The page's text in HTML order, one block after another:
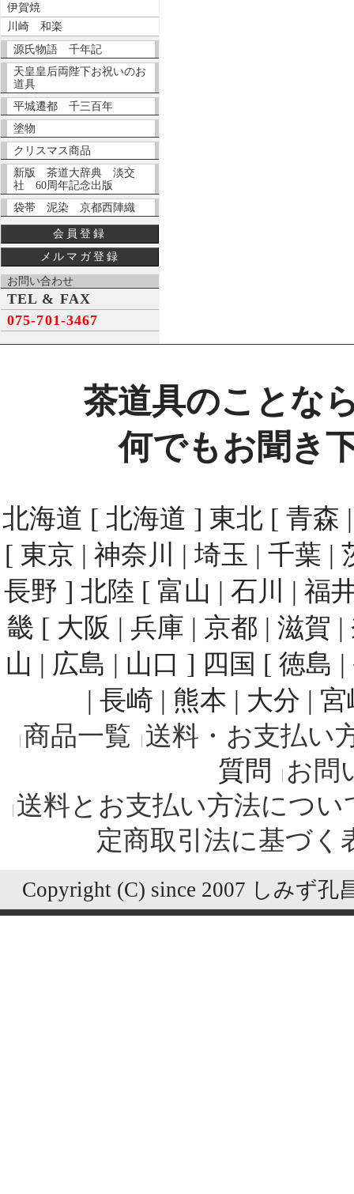
伊賀焼
川崎 和楽
源氏物語 千年記
天皇皇后両陛下お祝いのお
道具
平城遷都 千三百年
塗物
クリスマス商品
新版 茶道大辞典 淡交
社 60周年記念出版
袋帯 泥染 京都西陣織
会員登録
メルマガ登録
お問い合わせ
TEL & FAX
075-701-3467
茶道具のことな
何でもお聞き
北海道 [ 北海道 ] 東北 [ 青森
[ 東京 | 神奈川 | 埼玉 | 千葉 |
長野 ] 北陸 [ 富山 | 石川 | 福
畿 [ 大阪 | 兵庫 | 京都 | 滋賀
山 | 広島 | 山口 ] 四国 [ 徳島
| 長崎 | 熊本 | 大分 |
商品一覧 送料・お支払い
質問
お問
送料とお支払い方法につい
定商取引法に基づく
Copyright (C) since 2007 しみず